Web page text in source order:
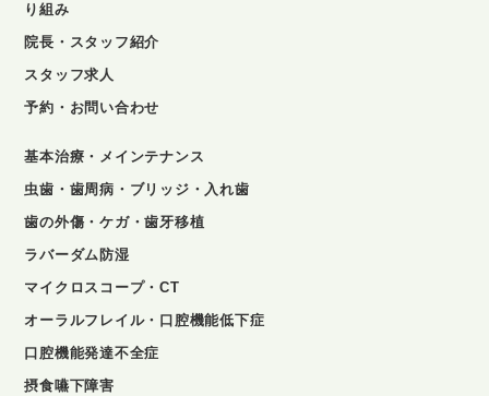
り組み
院長・スタッフ紹介
スタッフ求人
予約・お問い合わせ
基本治療・メインテナンス
虫歯・歯周病・ブリッジ・入れ歯
歯の外傷・ケガ・歯牙移植
ラバーダム防湿
マイクロスコープ・CT
オーラルフレイル・口腔機能低下症
口腔機能発達不全症
摂食嚥下障害